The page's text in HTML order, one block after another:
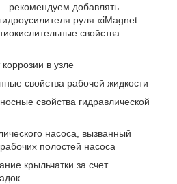
рекомендуем добавлять
руля «iMagnet
свойства
в узле
свойства рабочей жидкости
свойства гидравлической
насоса, вызванный
полостей насоса
крыльчатки за счет